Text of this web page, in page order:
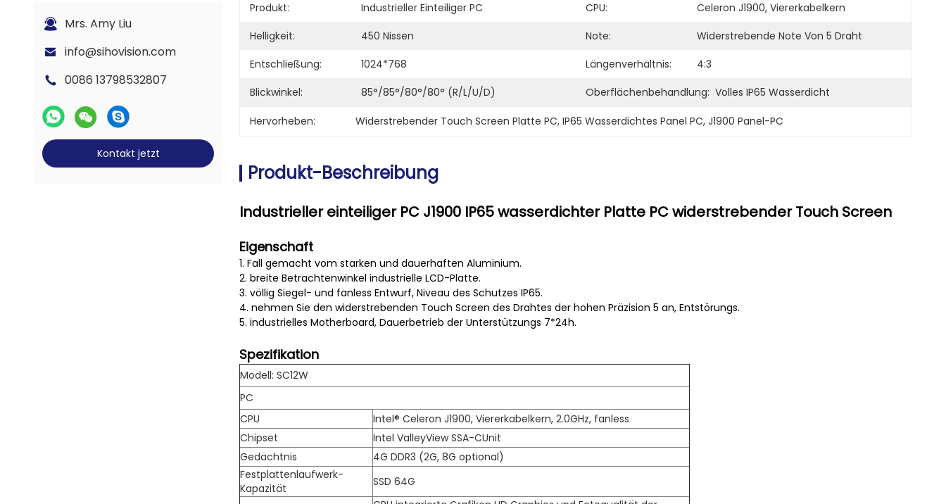
Mrs. Amy Liu
info@sihovision.com
0086 13798532807
Kontakt jetzt
Produkt:
Industrieller Einteiliger PC CPU:
Celeron J1900, Viererkabelkern
Helligkeit:
450 Nissen Note:
Widerstrebende Note Von 5 Draht
Entschließung:
1024*768 Längenverhältnis:
4:3
Blickwinkel:
85°/85°/80°/80° (R/L/U/D) Oberflächenbehandlung: Volles IP65 Wasserdicht
Hervorheben: Widerstrebender Touch Screen Platte PC, IP65 Wasserdichtes Panel PC, J1900 Panel-PC
Produkt-Beschreibung
Industrieller einteiliger PC J1900 IP65 wasserdichter Platte PC widerstrebender Touch Screen
Eigenschaft
1. Fall gemacht vom starken und dauerhaften Aluminium.
2. breite Betrachtenwinkel industrielle LCD-Platte.
3. völlig Siegel- und fanless Entwurf, Niveau des Schutzes IP65.
4. nehmen Sie den widerstrebenden Touch Screen des Drahtes der hohen Präzision 5 an, Entstörungs.
5. industrielles Motherboard, Dauerbetrieb der Unterstützungs 7*24h.
Spezifikation
Modell: SC12W
PC
CPU
Intel® Celeron J1900, Viererkabelkern, 2.0GHz, fanless
Chipset
Intel ValleyView SSA-CUnit
Gedächtnis
4G DDR3 (2G, 8G optional)
Festplattenlaufwerk-
Kapazität
SSD 64G